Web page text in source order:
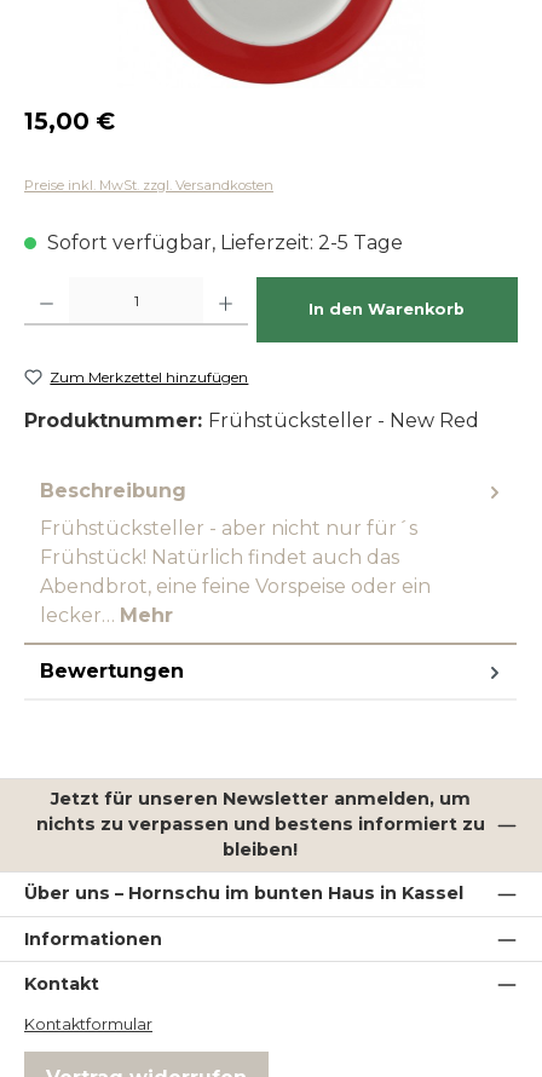
Regulärer Preis:
15,00 €
Preise inkl. MwSt. zzgl. Versandkosten
Sofort verfügbar, Lieferzeit: 2-5 Tage
In den Warenkorb
Zum Merkzettel hinzufügen
Produktnummer: Frühstücksteller - New Red
Beschreibung
Frühstücksteller - aber nicht nur für´s
Frühstück! Natürlich findet auch das
Abendbrot, eine feine Vorspeise oder ein
lecker… Mehr
Bewertungen
Jetzt für unseren Newsletter anmelden, um
nichts zu verpassen und bestens informiert zu
bleiben!
Über uns – Hornschu im bunten Haus in Kassel
Informationen
Kontakt
Kontaktformular